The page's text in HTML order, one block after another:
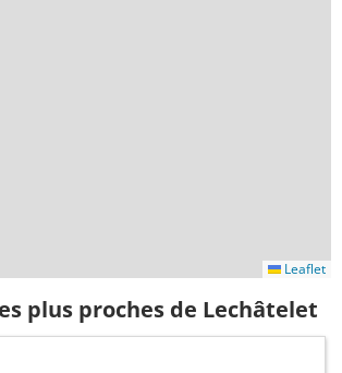
Leaflet
plus proches de Lechâtelet